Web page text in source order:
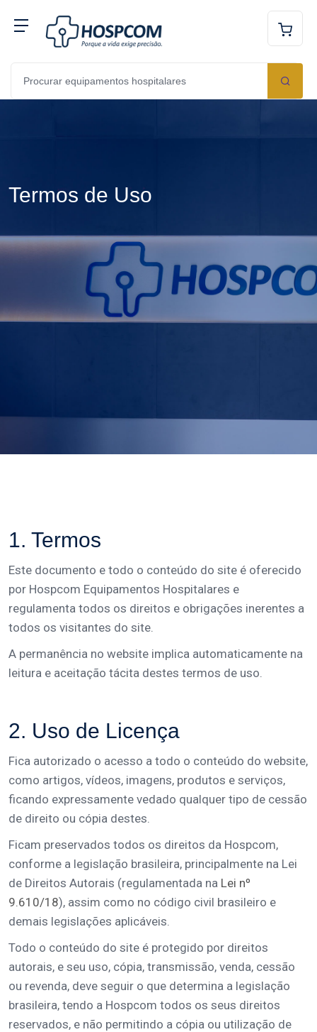
Termos de Uso
1. Termos
Este documento e todo o conteúdo do site é oferecido
por Hospcom Equipamentos Hospitalares e
regulamenta todos os direitos e obrigações inerentes a
todos os visitantes do site.
A permanência no website implica automaticamente na
leitura e aceitação tácita destes termos de uso.
2. Uso de Licença
Fica autorizado o acesso a todo o conteúdo do website,
como artigos, vídeos, imagens, produtos e serviços,
ficando expressamente vedado qualquer tipo de cessão
de direito ou cópia destes.
Ficam preservados todos os direitos da Hospcom,
conforme a legislação brasileira, principalmente na Lei
de Direitos Autorais (regulamentada na Lei nº
9.610/18), assim como no código civil brasileiro e
demais legislações aplicáveis.
Todo o conteúdo do site é protegido por direitos
autorais, e seu uso, cópia, transmissão, venda, cessão
ou revenda, deve seguir o que determina a legislação
brasileira, tendo a Hospcom todos os seus direitos
reservados, e não permitindo a cópia ou utilização de